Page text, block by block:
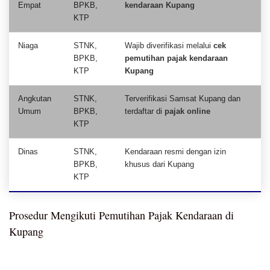
Empat
BPKB,
KTP
kendaraan Kupang
Niaga
STNK,
BPKB,
KTP
Wajib diverifikasi melalui cek
pemutihan pajak kendaraan
Kupang
Angkutan
Umum
STNK,
BPKB,
KTP
Terverifikasi Samsat Kupang dan
terdaftar di pajak online
Dinas
STNK,
BPKB,
KTP
Kendaraan resmi dengan izin
khusus dari Kupang
Prosedur Mengikuti Pemutihan Pajak Kendaraan di
Kupang